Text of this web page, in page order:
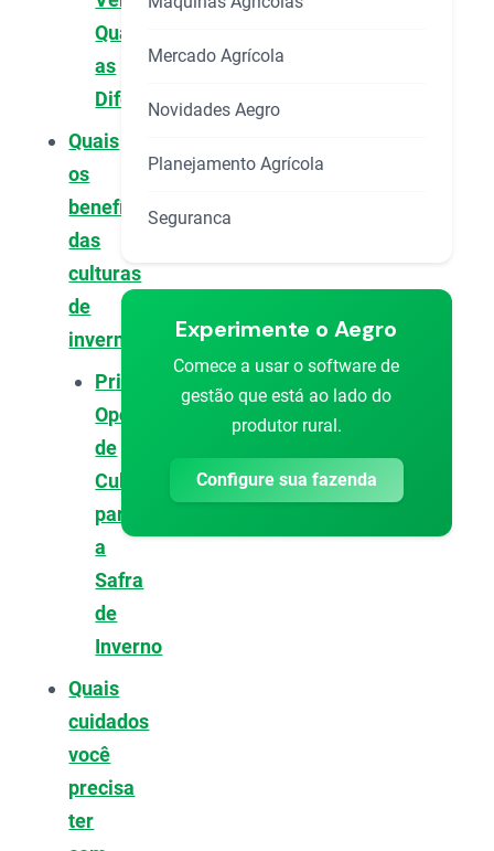
Quais
as
Diferenças?
Quais
os
benefícios
das
culturas
de
inverno?
Principais
Opções
de
Culturas
para
a
Safra
de
Inverno
Quais
cuidados
você
precisa
ter
Mercado Agrícola
Novidades Aegro
Planejamento Agrícola
Seguranca
Experimente o Aegro
Comece a usar o software de
gestão que está ao lado do
produtor rural.
Configure sua fazenda